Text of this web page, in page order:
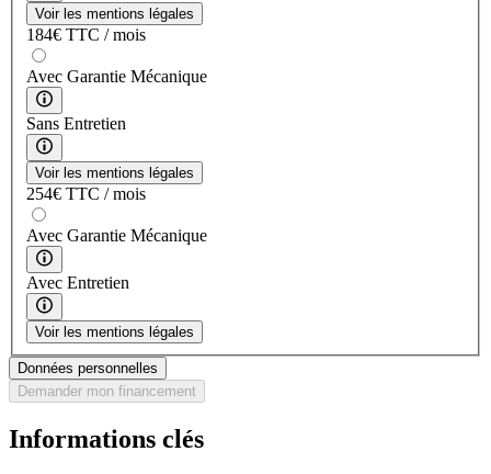
Voir les mentions légales
184€ TTC / mois
Avec Garantie Mécanique
Sans Entretien
Voir les mentions légales
254€ TTC / mois
Avec Garantie Mécanique
Avec Entretien
Voir les mentions légales
Données personnelles
Demander mon financement
Informations clés